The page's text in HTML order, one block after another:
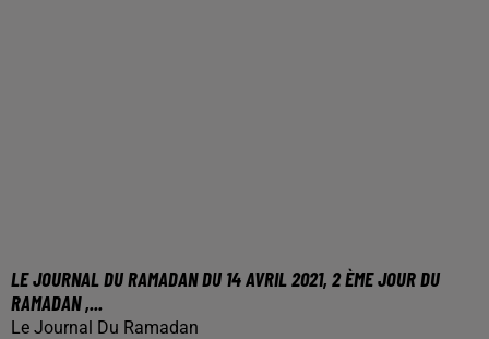
LE JOURNAL DU RAMADAN DU 14 AVRIL 2021, 2 ÈME JOUR DU
RAMADAN ,...
Le Journal Du Ramadan